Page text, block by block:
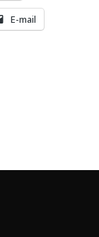
E-mail